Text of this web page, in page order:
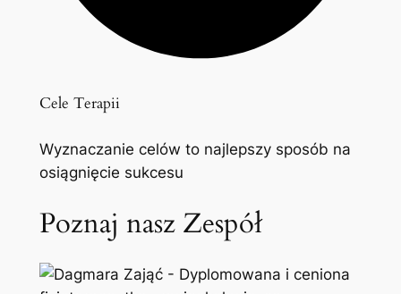
Cele Terapii
Wyznaczanie celów to najlepszy sposób na
osiągnięcie sukcesu
Poznaj nasz Zespół